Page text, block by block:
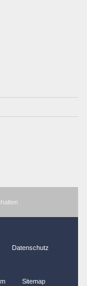
Datenschutz
Sitemap